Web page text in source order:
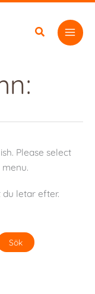
Please select
letar efter.